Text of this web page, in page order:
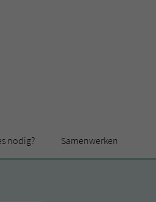
nodig? Samenwerken